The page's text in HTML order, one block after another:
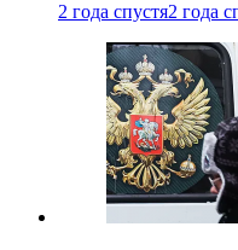
2 года спустя2 года